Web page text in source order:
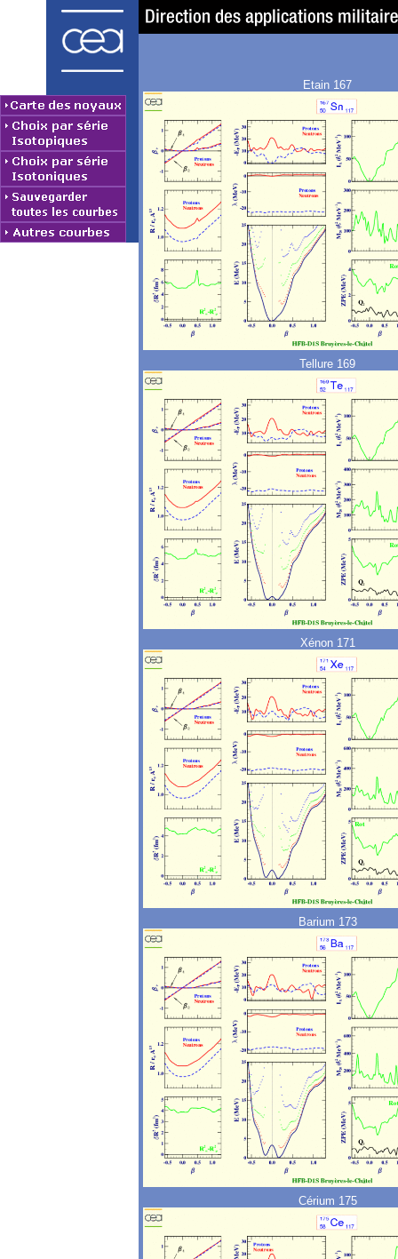
Etain 167
Tellure 169
Xénon 171
Barium 173
Cérium 175